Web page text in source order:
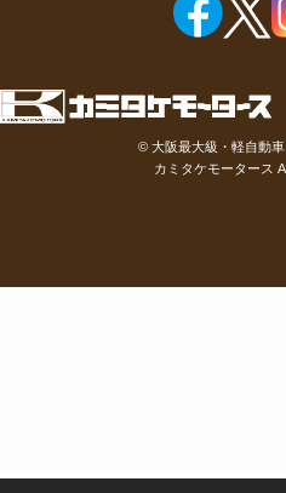
© 大阪最大級・軽自動
カミタケモータース